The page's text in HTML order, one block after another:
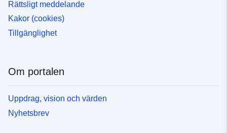
Rättsligt meddelande
Kakor (cookies)
Tillgänglighet
Om portalen
Uppdrag, vision och värden
Nyhetsbrev